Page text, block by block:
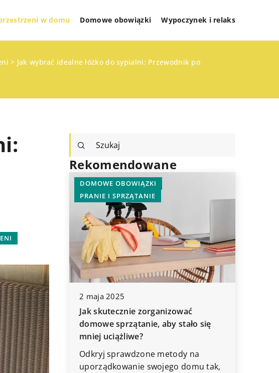
w domu Domowe obowiązki Wypoczynek i relaks
> Jak wybrać idealne łóżko do sypialni: Przewodnik po
Rekomendowane
donicy do
donicę do
Ten
donicę,
DOMOWE OBOWIĄZKI
PRANIE I SPRZĄTANIE
2 maja 2025
Jak skutecznie zorganizować
domowe sprzątanie, aby stało się
mniej uciążliwe?
Odkryj sprawdzone metody na
uporządkowanie swojego domu tak,